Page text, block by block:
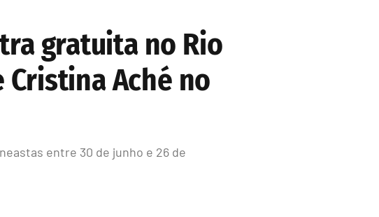
gratuita no Rio
Aché no
entre 30 de junho e 26 de